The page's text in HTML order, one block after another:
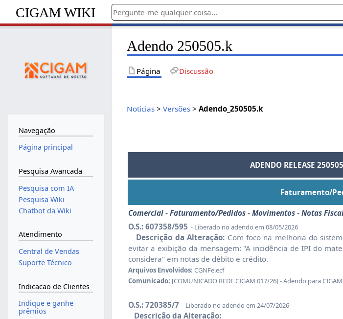
CIGAM WIKI
Adendo 250505.k
Página Discussão
Noticias >Versões >Adendo_250505.k
ADENDO RELEASE
Faturamento/
Comercial - Faturamento/Pedidos - Movimentos - Notas
O.S.: 607358/595 - Liberado no adendo em 08/05/2026
Descrição da Alteração: Com foco na melhoria do
evitar a exibição da mensagem: "A incidência de IPI do
considera" em notas de débito e crédito.
Arquivos Envolvidos: CGNFe.ecf
Comunicado: [COMUNICADO REDE CIGAM 017/26] - Adendo para
O.S.: 720385/7 - Liberado no adendo em 24/07/2026
Descrição da Alteração:
Navegação
Página principal
Pesquisa Avancada
Pesquisa com IA
Pesquisa Wiki
Chatbot da Wiki
Atendimento
Central de Vendas
Suporte Técnico
Indicacao de Clientes
Indique e ganhe
prêmios